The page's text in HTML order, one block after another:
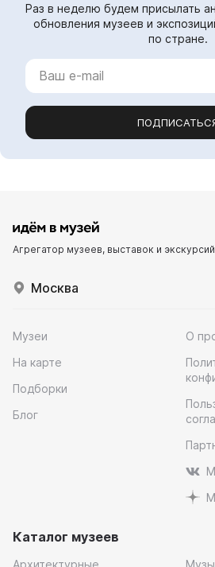
Раз в неделю будем присылать
обновления музеев и
по стране.
Агрегатор музеев, выставок и экскурсий
Москва
Музеи
На карте
Подборки
Блог
О
Каталог музеев
Архитектурные